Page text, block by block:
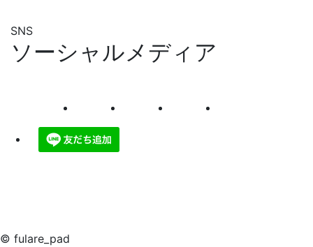
SNS
ソーシャルメディア
© fulare_pad